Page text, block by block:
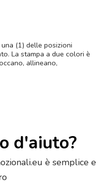
(1) delle posizioni
La stampa a due colori è
allineano,
d'aiuto?
è semplice e